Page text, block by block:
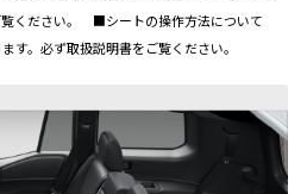
覧ください。 ■シートの操作方法について
す。必ず取扱説明書をご覧ください。